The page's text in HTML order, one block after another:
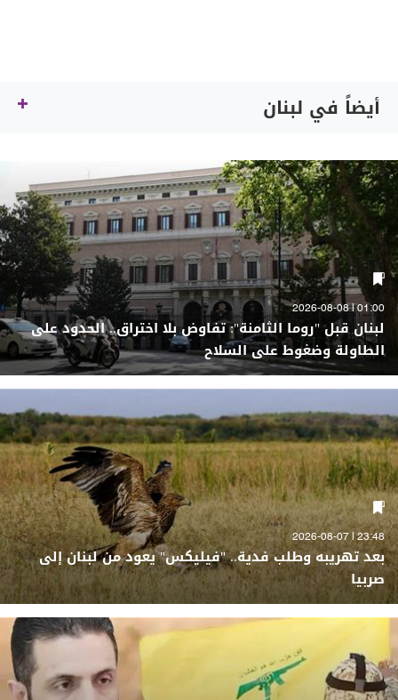
أيضاً في لبنان
01:00 | 2026-08-08
لبنان قبل "روما الثامنة": تفاوض بلا اختراق.. الحدود على
الطاولة وضغوط على السلاح
23:48 | 2026-08-07
بعد تهريبه وطلب فدية.. "فيليكس" يعود من لبنان إلى
صربيا